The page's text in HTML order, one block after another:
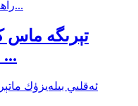
تېرىگە ماس
ماتېرىيالدىن ياسالغان ...